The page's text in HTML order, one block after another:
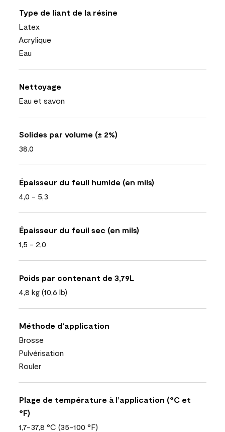
Type de liant de la résine
Latex
Acrylique
Eau
Nettoyage
Eau et savon
Solides par volume (± 2%)
38.0
Épaisseur du feuil humide (en mils)
4,0 - 5,3
Épaisseur du feuil sec (en mils)
1,5 - 2,0
Poids par contenant de 3,79L
4,8 kg (10,6 lb)
Méthode d’application
Brosse
Pulvérisation
Rouler
Plage de température à l’application (°C et
°F)
1,7-37,8 °C (35-100 °F)